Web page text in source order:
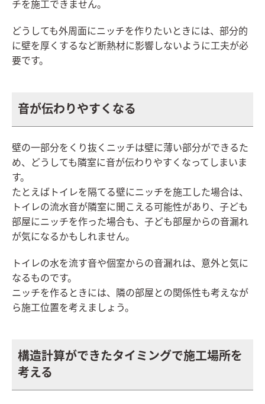
チを施工できません。
どうしても外周面にニッチを作りたいときには、部分的
に壁を厚くするなど断熱材に影響しないように工夫が必
要です。
音が伝わりやすくなる
壁の一部分をくり抜くニッチは壁に薄い部分ができるた
め、どうしても隣室に音が伝わりやすくなってしまいま
す。
たとえばトイレを隔てる壁にニッチを施工した場合は、
トイレの流水音が隣室に聞こえる可能性があり、子ども
部屋にニッチを作った場合も、子ども部屋からの音漏れ
が気になるかもしれません。
トイレの水を流す音や個室からの音漏れは、意外と気に
なるものです。
ニッチを作るときには、隣の部屋との関係性も考えなが
ら施工位置を考えましょう。
構造計算ができたタイミングで施工場所を
考える